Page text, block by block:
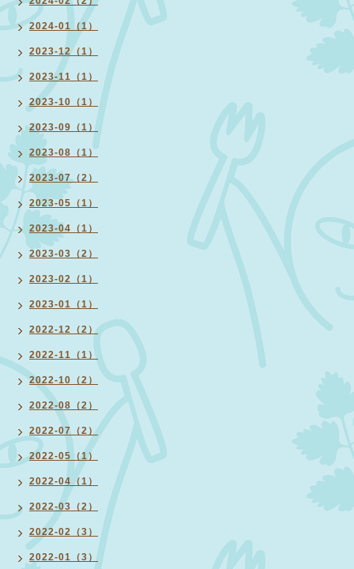
2024-01（1）
2023-12（1）
2023-11（1）
2023-10（1）
2023-09（1）
2023-08（1）
2023-07（2）
2023-05（1）
2023-04（1）
2023-03（2）
2023-02（1）
2023-01（1）
2022-12（2）
2022-11（1）
2022-10（2）
2022-08（2）
2022-07（2）
2022-05（1）
2022-04（1）
2022-03（2）
2022-02（3）
2022-01（3）